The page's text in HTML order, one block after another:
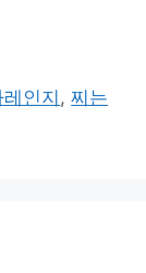
인지,찌는